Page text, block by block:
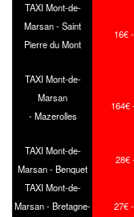
TAXI Mont-de-
Marsan - Saint
Pierre du Mont
16€
TAXI Mont-de-
Marsan
- Mazerolles
164€
TAXI Mont-de-
Marsan - Benquet
28€
TAXI Mont-de-
Marsan - Bretagne-
27€